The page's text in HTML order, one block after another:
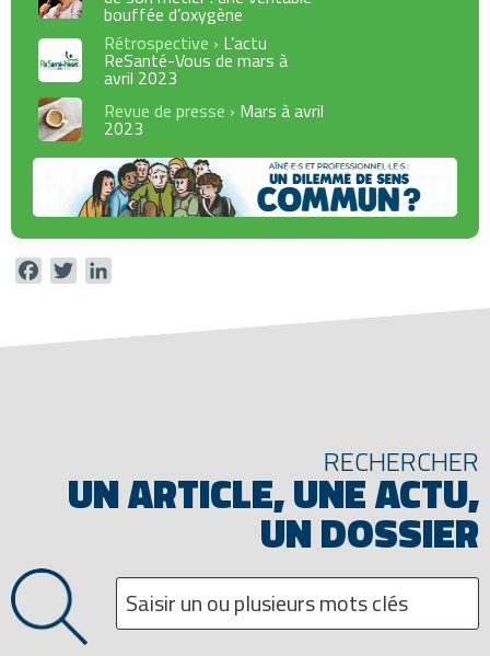
bouffée d’oxygène
Rétrospective › L’actu
ReSanté-Vous de mars à
avril 2023
Revue de presse › Mars à avril
2023
FacebookTwitter
RECHERCHER
UN ARTICLE, UNE ACTU,
UN DOSSIER